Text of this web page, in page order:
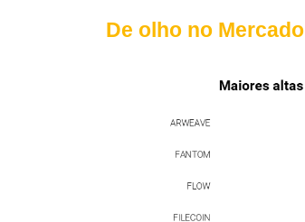
De olho no Mercado